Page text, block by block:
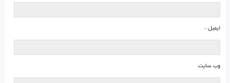
ایمیل *
وب‌ سایت